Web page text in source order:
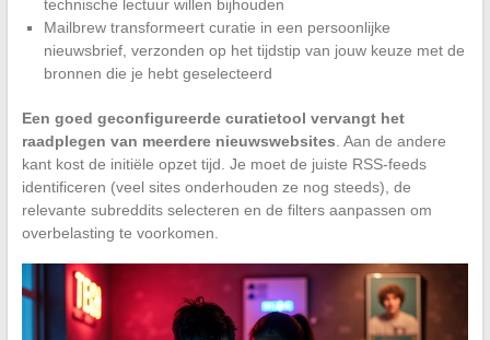
technische lectuur willen bijhouden
Mailbrew transformeert curatie in een persoonlijke
nieuwsbrief, verzonden op het tijdstip van jouw keuze met de
bronnen die je hebt geselecteerd
Een goed geconfigureerde curatietool vervangt het
raadplegen van meerdere nieuwswebsites . Aan de andere
kant kost de initiële opzet tijd. Je moet de juiste RSS-feeds
identificeren (veel sites onderhouden ze nog steeds), de
relevante subreddits selecteren en de filters aanpassen om
overbelasting te voorkomen.